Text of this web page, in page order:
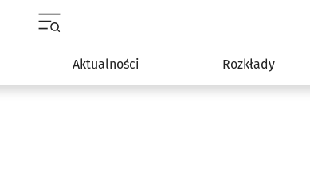
Aktualności Rozkłady